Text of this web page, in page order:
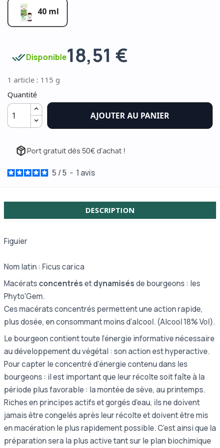
40 ml
done_allDisponible18,51 €
1 article : 115 g
Quantité
AJOUTER AU PANIER
package_2 Port gratuit dès 50€ d'achat !
5 /5 - 1 avis
DESCRIPTION
Figuier
Nom latin : Ficus carica
Macérats concentrésetdynamisésde bourgeons : les
Phyto'Gem.
Ces macérats concentrés permettent une action rapide,
plus dosée, en consommant moins d’alcool. (Alcool 18% Vol).
Le bourgeon contient toute l’énergie informative nécessaire
au développement du végétal : son action est hyperactive.
Pour capter le concentré d’énergie contenu dans les
bourgeons : il est important que leur récolte soit faîte à la
période plus favorable : la montée de sève, au printemps.
Riches en principes actifs et gorgés d’eau, ils ne doivent
jamais être congelés après leur récolte et doivent être mis
en macération le plus rapidement possible. C’est ainsi que la
préparation sera la plus active tant sur le plan biochimique